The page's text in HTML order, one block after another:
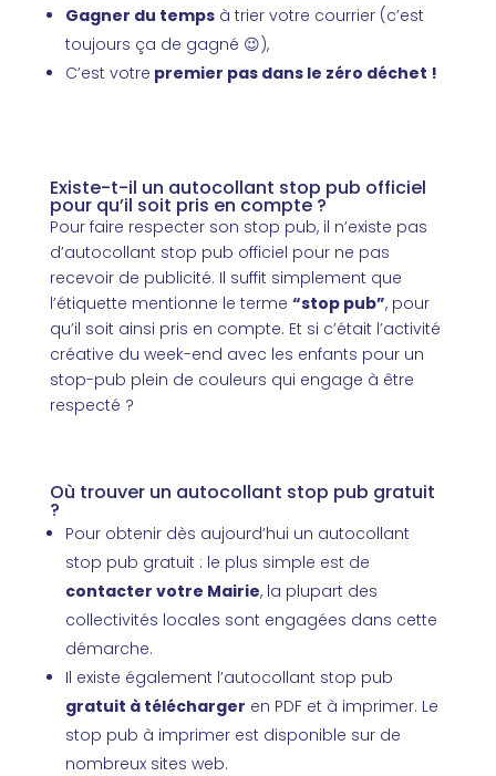
Gagner du tempsà trier votre courrier (c’est
toujours ça de gagné 😉),
C’est votre premier pas dans le zéro déchet !
Existe-t-il un autocollant stop pub officiel
pour qu’il soit pris en compte ?
Pour faire respecter son stop pub, il n’existe pas
d’autocollant stop pub officiel pour ne pas
recevoir de publicité. Il suffit simplement que
l’étiquette mentionne le terme “stop pub”, pour
qu’il soit ainsi pris en compte. Et si c’était l’activité
créative du week-end avec les enfants pour un
stop-pub plein de couleurs qui engage à être
respecté ?
Où trouver un autocollant stop pub gratuit
?
Pour obtenir dès aujourd’hui un autocollant
stop pub gratuit : le plus simple est de
contacter votre Mairie, la plupart des
collectivités locales sont engagées dans cette
démarche.
Il existe également l’autocollant stop pub
gratuit à télécharger en PDF et à imprimer. Le
stop pub à imprimer est disponible sur de
nombreux sites web.